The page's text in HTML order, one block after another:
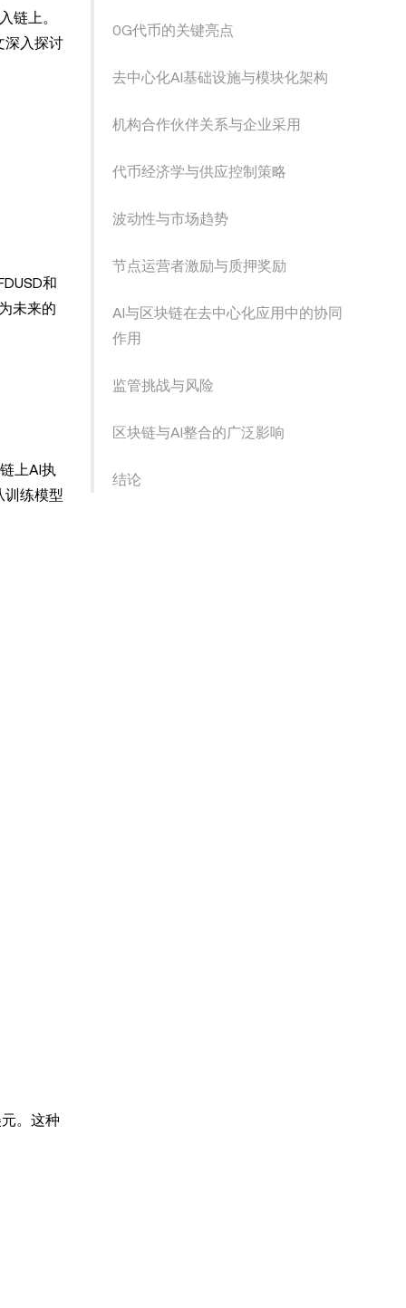
链上。
深入探讨
和
未来的
上AI执
训练模型
。这种
0G代币的关键亮点
去中心化AI基础设施与模块化架构
机构合作伙伴关系与企业采用
代币经济学与供应控制策略
波动性与市场趋势
节点运营者激励与质押奖励
AI与区块链在去中心化应用中的协同
作用
监管挑战与风险
区块链与AI整合的广泛影响
结论